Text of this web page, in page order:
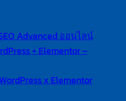
Advanced ออนไลน์
+ Elementor –
x Elementor